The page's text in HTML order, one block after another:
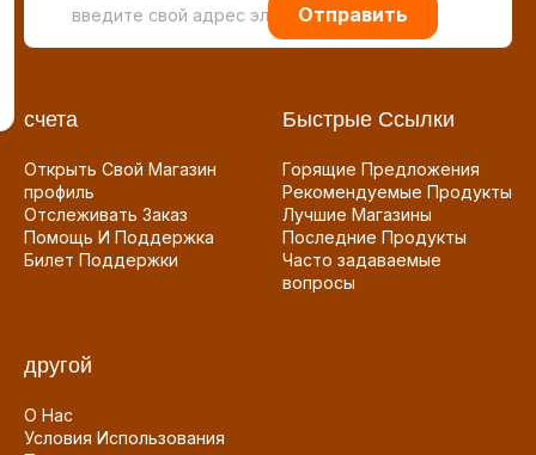
Отправить
счета
Открыть Свой Магазин
профиль
Отслеживать Заказ
Помощь И Поддержка
Билет Поддержки
Быстрые Ссылки
Горящие Предложения
Рекомендуемые Продукты
Лучшие Магазины
Последние Продукты
Часто задаваемые
вопросы
другой
О Нас
Условия Использования